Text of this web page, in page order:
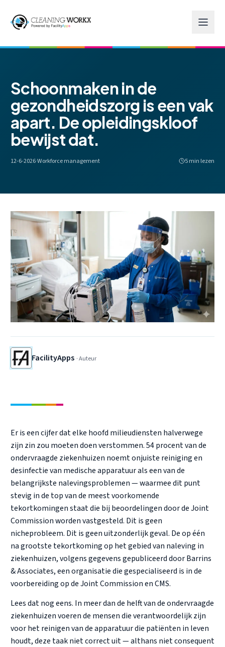
Schoonmaken in de
gezondheidszorg is een vak
apart. De opleidingskloof
bewijst dat.
12-6-2026·Workforce management 5 min lezen
FacilityApps ·Auteur
Er is een cijfer dat elke hoofd milieudiensten halverwege
zijn zin zou moeten doen verstommen. 54 procent van de
ondervraagde ziekenhuizen noemt onjuiste reiniging en
desinfectie van medische apparatuur als een van de
belangrijkste nalevingsproblemen — waarmee dit punt
stevig in de top van de meest voorkomende
tekortkomingen staat die bij beoordelingen door de Joint
Commission worden vastgesteld. Dit is geen
nicheprobleem. Dit is geen uitzonderlijk geval. De op één
na grootste tekortkoming op het gebied van naleving in
ziekenhuizen, volgens gegevens gepubliceerd door Barrins
& Associates, een organisatie die gespecialiseerd is in de
voorbereiding op de Joint Commission en CMS.
Lees dat nog eens. In meer dan de helft van de ondervraagde
ziekenhuizen voeren de mensen die verantwoordelijk zijn
voor het reinigen van de apparatuur die patiënten in leven
houdt, deze taak niet correct uit — althans niet consequent